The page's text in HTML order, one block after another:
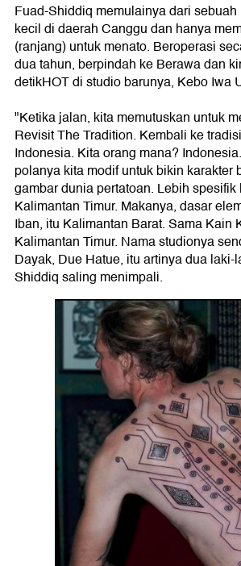
Fuad-Shiddiq memulainya dari
kecil di daerah Canggu dan hanya
(ranjang) untuk menato. Beroperasi
dua tahun, berpindah ke Berawa dan
detikHOT di studio barunya, Kebo Iwa
"Ketika jalan, kita memutuskan untuk
Revisit The Tradition. Kembali ke
Indonesia. Kita orang mana?
polanya kita modif untuk bikin karakter
gambar dunia pertatoan. Lebih
Kalimantan Timur. Makanya, dasar
Iban, itu Kalimantan Barat. Sama Kain
Kalimantan Timur. Nama studionya
Dayak, Due Hatue, itu artinya dua
Shiddiq saling menimpali.